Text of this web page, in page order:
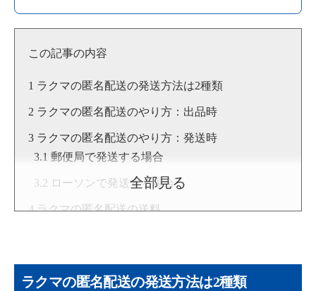
▶著書：世界一楽しく儲かる金持ち教科書
▶Twitter：
この記事の内容
ラクマの匿名配送の発送方法は2種類
ラクマの匿名配送のやり方：出品時
ラクマの匿名配送のやり方：発送時
郵便局で発送する場合
ローソンで発送する場合
ラクマの匿名配送の送料
送料の支払方法
全部見る
ラクマの匿名配送の発送方法は2種類